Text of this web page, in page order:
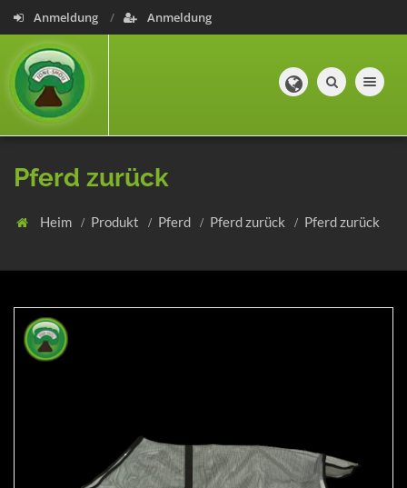
Anmeldung Anmeldung
Toggle
Pferd zurück
Heim Produkt Pferd Pferd zurück Pferd zurück